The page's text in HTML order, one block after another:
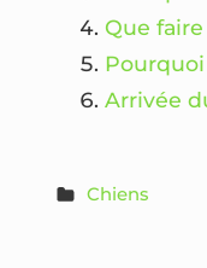
Que
Arrivée
Chiens